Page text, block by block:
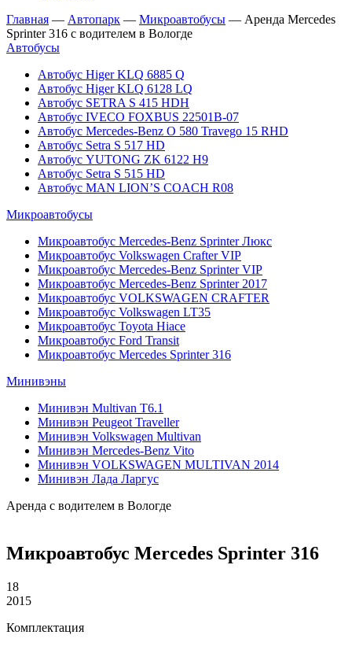
Главная — Автопарк — Микроавтобусы — Аренда Mercedes
Sprinter 316 с водителем в Вологде
Автобусы
Автобус Higer KLQ 6885 Q
Автобус Higer KLQ 6128 LQ
Автобус SETRA S 415 HDH
Автобус IVECO FOXBUS 22501В-07
Автобус Mercedes-Benz O 580 Travego 15 RHD
Автобус Setra S 517 HD
Автобус YUTONG ZK 6122 H9
Автобус Setra S 515 HD
Автобус MAN LION’S COACH R08
Микроавтобусы
Микроавтобус Mercedes-Benz Sprinter Люкс
Микроавтобус Volkswagen Crafter VIP
Микроавтобус Mercedes-Benz Sprinter VIP
Микроавтобус Mercedes-Benz Sprinter 2017
Микроавтобус VOLKSWAGEN CRAFTER
Микроавтобус Volkswagen LT35
Микроавтобус Toyota Hiace
Микроавтобус Ford Transit
Микроавтобус Mercedes Sprinter 316
Минивэны
Минивэн Multivan Т6.1
Минивэн Peugeot Traveller
Минивэн Volkswagen Multivan
Минивэн Mercedes-Benz Vito
Минивэн VOLKSWAGEN MULTIVAN 2014
Минивэн Лада Ларгус
Аренда с водителем в Вологде
Микроавтобус Mercedes Sprinter 316
18
2015
Комплектация